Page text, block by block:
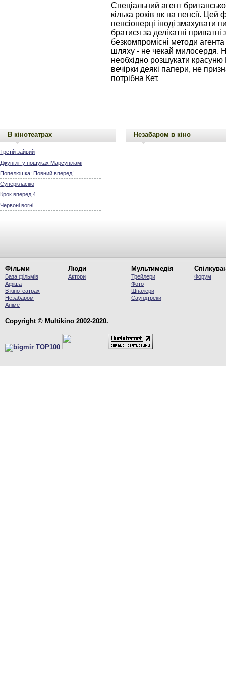
Спеціальний агент
кілька років як на пенсії.
пенсіонерці іноді змахувати
братися за делікатні
безкомпромісні методи
шляху - не чекай милосердя.
необхідно розшукати красуню
вечірки деякі папери, не
потрібна Кет.
В кінотеатрах
Третій зайвий
Джунглі: у пошуках Марсупіламі
Попелюшка: Повний вперед!
Суперкласіко
Крок вперед 4
Червоні вогні
Незабаром в кіно
Фільми
База фільмів
Афіша
В кінотеатрах
Незабаром
Аніме
Люди
Актори
Мультимедія
Трейлери
Фото
Шпалери
Саундтреки
Форум
Copyright © Multikino 2002-2020.